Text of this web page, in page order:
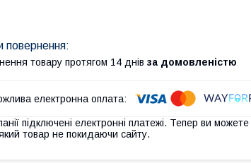
товару протягом 14 днів за домовленістю
підключені електронні платежі. Тепер ви можете
товар не покидаючи сайту.